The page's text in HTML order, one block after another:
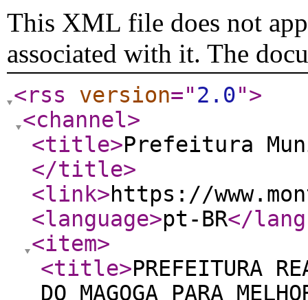
This XML file does not
associated with it. The
<rss version="2.0">
<channel>
<title>Prefeitura
</title>
<link>https://
<language>pt-BR</
<item>
<title>PREFEITURA
DO MAGOGA PARA